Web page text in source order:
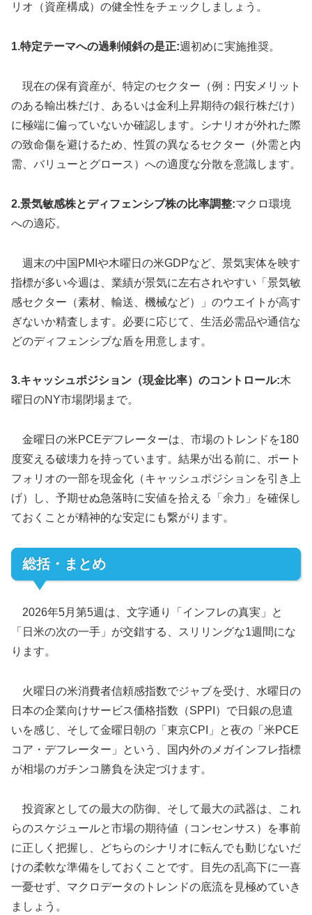
リオ（資産構成）の健全性をチェックしましょう。
1.特定テーマへの過剰傾斜の是正:週初めに実施推奨。
現在の保有資産が、特定のセクター（例：円安メリット
のある輸出株だけ、あるいは金利上昇期待の銀行株だけ）
に極端に偏っていないか確認します。シナリオが外れた際
の致命傷を避けるため、性質の異なるセクター（外需と内
需、バリューとグロース）への適度な分散を意識します。
2.景気敏感株とディフェンシブ株の比率調整:マクロ環境
への適応。
週末の中国PMIや木曜日の米GDPなど、景気実体を映す
指標が多い今週は、業績が景気に左右されやすい「景気敏
感セクター（素材、輸送、機械など）」のウエイトが高す
ぎないか精査します。必要に応じて、生活必需品や通信な
どのディフェンシブな盾を用意します。
3.キャッシュポジション（現金比率）のコントロール:木
曜日のNY市場閉場まで。
金曜日の米PCEデフレーターは、市場のトレンドを180
度変える破壊力を持っています。結果が出る前に、ポート
フォリオの一部を現金化（キャッシュポジションを引き上
げ）し、予期せぬ急落時に安値を拾える「余力」を確保し
ておくことが精神的な安定にも繋がります。
総括・まとめ
2026年5月第5週は、文字通り「インフレの真実」と
「日米の次の一手」が交錯する、スリリングな1週間にな
ります。
火曜日の米消費者信頼感指数でジャブを受け、水曜日の
日本の企業向けサービス価格指数（SPPI）で日銀の息遣
いを感じ、そして金曜日朝の「東京CPI」と夜の「米PCE
コア・デフレーター」という、国内外のメガインフレ指標
が相場のガチンコ勝負を決定づけます。
投資家としての最大の防御、そして最大の武器は、これ
らのスケジュールと市場の期待値（コンセンサス）を事前
に正しく把握し、どちらのシナリオに転んでも動じないだ
けの柔軟な準備をしておくことです。目先の乱高下に一喜
一憂せず、マクロデータのトレンドの底流を見極めていき
ましょう。